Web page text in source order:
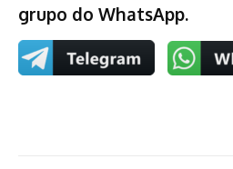
grupo do WhatsApp.